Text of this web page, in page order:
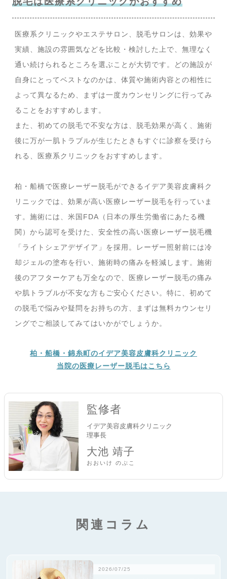
医療系クリニックやエステサロン、脱毛サロンは、効果や
実績、施設の雰囲気などを比較・検討した上で、無理なく
通い続けられるところを選ぶことが大切です。どの施設が
自身にとってベストなのかは、体質や施術内容との相性に
よって異なるため、まずは一度カウンセリングに行ってみ
ることをおすすめします。
また、初めての脱毛で不安な方は、脱毛効果が高く、施術
後に万が一肌トラブルが生じたときもすぐに診察を受けら
れる、医療系クリニックをおすすめします。
柏・船橋で医療レーザー脱毛ができるイデア美容皮膚科ク
リニックでは、効果が高い医療レーザー脱毛を行っていま
す。施術には、米国FDA（日本の厚生労働省にあたる機
関）から認可を受けた、安全性の高い医療レーザー脱毛機
「ライトシェアデザイア」を採用。レーザー照射前には冷
却ジェルの塗布を行い、施術時の痛みを軽減します。施術
後のアフターケアも万全なので、医療レーザー脱毛の痛み
や肌トラブルが不安な方もご安心ください。特に、初めて
の脱毛で悩みや疑問をお持ちの方、まずは無料カウンセリ
ングでご相談してみてはいかがでしょうか。
柏・船橋・錦糸町のイデア美容皮膚科クリニック
当院の医療レーザー脱毛はこちら
監修者
イデア美容皮膚科クリニック
理事長
大池 靖子
おおいけ のぶこ
関連コラム
2026/07/25